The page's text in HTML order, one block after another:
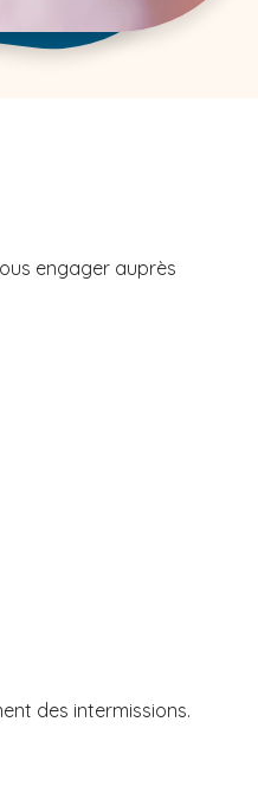
engager auprès
des intermissions.